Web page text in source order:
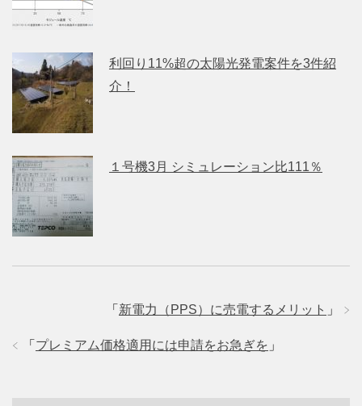
利回り11%超の太陽光発電案件を3件紹
介！
１号機3月 シミュレーション比111％
「 新電力（PPS）に売電するメリット 」
「 プレミアム価格適用には申請をお急ぎを 」